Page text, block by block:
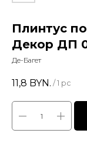
Плинтус
Декор ДП
Де-Багет
11,8 BYN. / 1 pc